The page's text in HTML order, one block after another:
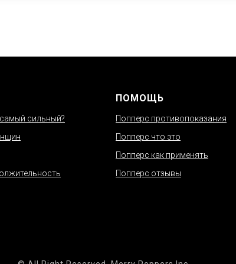
сильный?
ПОМОЩЬ
Попперс противопоказания
Попперс что это
Попперс как применять
Попперс отзывы